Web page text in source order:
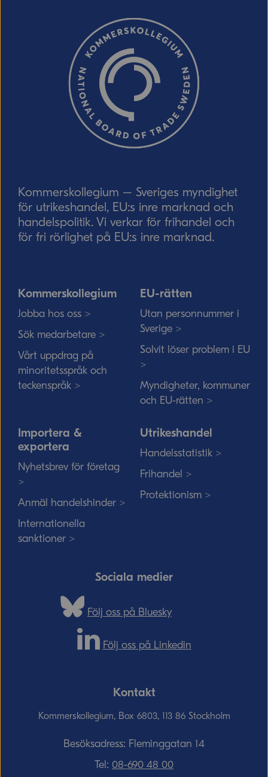
Ordverifiering Uppdatera captcha
Kommerskollegium – Sveriges myndighet
för utrikeshandel, EU:s inre marknad och
handelspolitik. Vi verkar för frihandel och
för fri rörlighet på EU:s inre marknad.
Kommerskollegium
Jobba hos oss >
Sök medarbetare >
Vårt uppdrag på
minoritetsspråk och
teckenspråk >
EU-rätten
Utan personnummer i
Sverige >
Solvit löser problem i EU
>
Myndigheter, kommuner
och EU-rätten >
Importera &
exportera
Nyhetsbrev för företag
>
Anmäl handelshinder >
Internationella
sanktioner >
Utrikeshandel
Handelsstatistik >
Frihandel >
Protektionism >
Sociala medier
Följ oss på Bluesky
Följ oss på Linkedin
Kontakt
Kommerskollegium, Box 6803, 113 86 Stockholm
Besöksadress: Fleminggatan 14
Tel: 08-690­ 48­ 00